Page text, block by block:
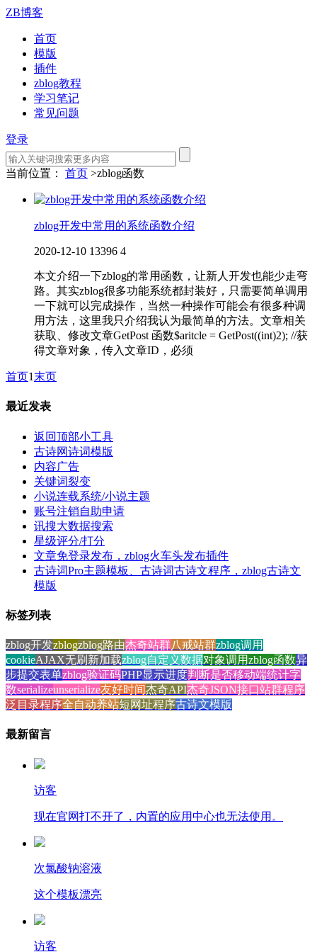
ZB博客
首页
模版
插件
zblog教程
学习笔记
常见问题
登录
当前位置： 首页 >zblog函数
zblog开发中常用的系统函数介绍
2020-12-10 13396 4
本文介绍一下zblog的常用函数，让新人开发也能少走弯
路。其实zblog很多功能系统都封装好，只需要简单调用
一下就可以完成操作，当然一种操作可能会有很多种调
用方法，这里我只介绍我认为最简单的方法。文章相关
获取、修改文章GetPost 函数$aritcle = GetPost((int)2); //获
得文章对象，传入文章ID，必须
首页1 末页
最近发表
返回顶部小工具
古诗网诗词模版
内容广告
关键词裂变
小说连载系统/小说主题
账号注销自助申请
讯搜大数据搜索
星级评分/打分
文章免登录发布，zblog火车头发布插件
古诗词Pro主题模板、古诗词古诗文程序，zblog古诗文
模版
标签列表
zblog开发zblogzblog路由杰奇站群八戒站群zblog调用
cookieAJAX无刷新加载zblog自定义数据对象调用zblog函数异
步提交表单zblog验证码PHP显示进度判断是否移动端统计字
数serializeunserialize友好时间杰奇API杰奇JSON接口站群程序
泛目录程序全自动养站短网址程序古诗文模版
最新留言
访客
现在官网打不开了，内置的应用中心也无法使用。
次氯酸钠溶液
这个模板漂亮
访客